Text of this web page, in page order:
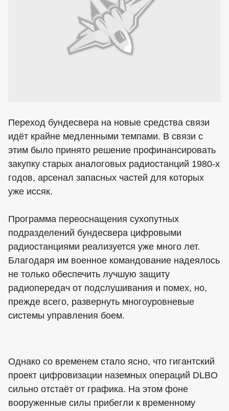
Переход бундесвера на новые средства связи
идёт крайне медленными темпами. В связи с
этим было принято решение профинансировать
закупку старых аналоговых радиостанций 1980-х
годов, арсенал запасных частей для которых
уже иссяк.
Программа переоснащения сухопутных
подразделений бундесвера цифровыми
радиостанциями реализуется уже много лет.
Благодаря им военное командование надеялось
не только обеспечить лучшую защиту
радиопередач от подслушивания и помех, но,
прежде всего, развернуть многоуровневые
системы управления боем.
Однако со временем стало ясно, что гигантский
проект цифровизации наземных операций DLBO
сильно отстаёт от графика. На этом фоне
вооруженные силы прибегли к временному